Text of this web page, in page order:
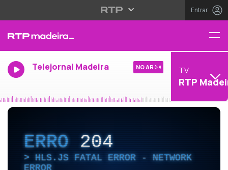
Entrar
Telejornal Madeira NO AR TV
RTP
ERRO204
HLS.JS FATAL ERROR - NETWORK
ERROR